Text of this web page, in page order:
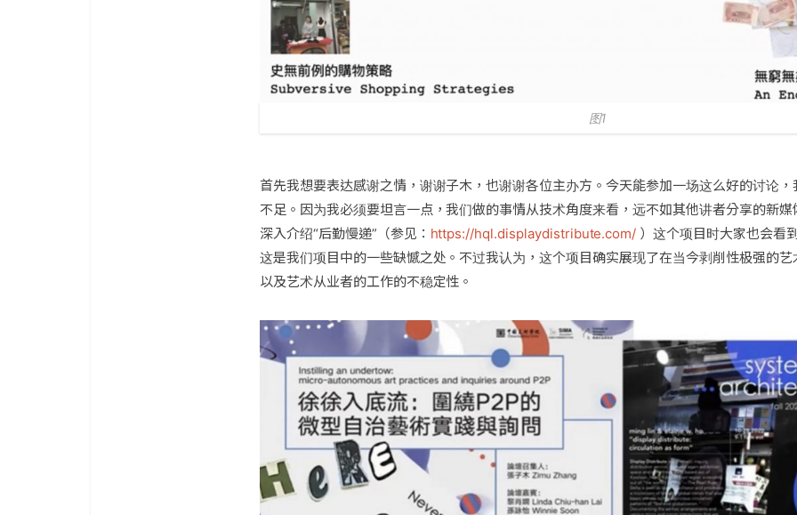
图1
首先我想要表达感谢之情，谢谢子木，也谢谢各位主办方。今天能参加一场这么好的讨论
不足。因为我必须要坦言一点，我们做的事情从技术角度来看，远不如其他讲者分享的新
深入介绍“后勤慢递”（参见： https://hql.displaydistribute.com/ ）这个项目时大家也会看
这是我们项目中的一些缺憾之处。不过我认为，这个项目确实展现了在当今剥削性极强的
以及艺术从业者的工作的不稳定性。